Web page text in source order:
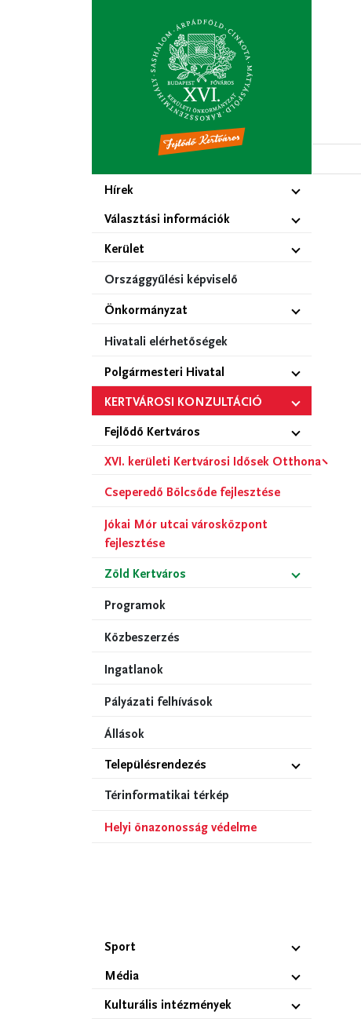
Hírek
Választási információk
Kerület
Országgyűlési képviselő
Önkormányzat
Hivatali elérhetőségek
Polgármesteri Hivatal
KERTVÁROSI KONZULTÁCIÓ
Fejlődő Kertváros
XVI. kerületi Kertvárosi Idősek Otthona
Cseperedő Bölcsőde fejlesztése
Jókai Mór utcai városközpont
fejlesztése
Zöld Kertváros
Programok
Közbeszerzés
Ingatlanok
Pályázati felhívások
Állások
Településrendezés
Térinformatikai térkép
Helyi önazonosság védelme
Sport
Média
Kulturális intézmények